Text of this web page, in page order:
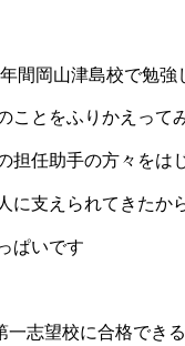
間岡山津島校で勉強
ことをふりかえって
担任助手の方々をは
に支えられてきたか
ぱいです
一志望校に合格でき